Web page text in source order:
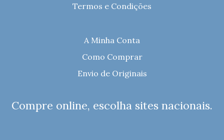
Termos e Condições
A Minha Conta
Como Comprar
Envio de Originais
Compre online, escolha sites nacionais.